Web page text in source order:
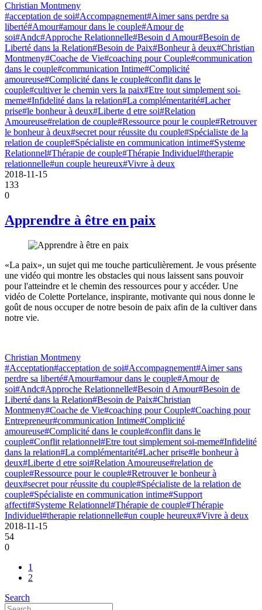
Christian Montmeny
#acceptation de soi#Accompagnement#Aimer sans perdre sa
liberté#Amour#amour dans le couple#Amour de
soi#Andc#Approche Relationnelle#Besoin d Amour#Besoin de
Liberté dans la Relation#Besoin de Paix#Bonheur à deux#Christian
Montmeny#Coache de Vie#coaching pour Couple#communication
dans le couple#communication Intime#Complicité
amoureuse#Complicité dans le couple#conflit dans le
couple#cultiver le chemin vers la paix#Etre tout simplement soi-
meme#Infidelité dans la relation#La complémentarité#Lacher
prise#le bonheur à deux#Liberte d etre soi#Relation
Amoureuse#relation de couple#Ressource pour le couple#Retrouver
le bonheur à deux#secret pour réussite du couple#Spécialiste de la
relation de couple#Spécialiste en communication intime#Systeme
Relationnel#Thérapie de couple#Thérapie Individuel#therapie
relationnelle#un couple heureux#Vivre à deux
2018-11-15
133
0
Apprendre à être en paix
«La paix», un sujet qui me touche particulièrement. Je vous présente
une vidéo qui montre les obstacles qui nous laissent sans pouvoir
pour l'atteindre et le chemin des ressources pour y accéder. Une
vidéo de Colette Portelance, inspirante, motivante qui nous donne le
goût de nous occuper de notre besoin de paix afin de la cultiver dans
notre vie.
Christian Montmeny
#Acceptation#acceptation de soi#Accompagnement#Aimer sans
perdre sa liberté#Amour#amour dans le couple#Amour de
soi#Andc#Approche Relationnelle#Besoin d Amour#Besoin de
Liberté dans la Relation#Besoin de Paix#Christian
Montmeny#Coache de Vie#coaching pour Couple#Coaching pour
Entrepreneur#communication Intime#Complicité
amoureuse#Complicité dans le couple#conflit dans le
couple#Conflit relationnel#Etre tout simplement soi-meme#Infidelité
dans la relation#La complémentarité#Lacher prise#le bonheur à
deux#Liberte d etre soi#Relation Amoureuse#relation de
couple#Ressource pour le couple#Retrouver le bonheur à
deux#secret pour réussite du couple#Spécialiste de la relation de
couple#Spécialiste en communication intime#Support
affectif#Systeme Relationnel#Thérapie de couple#Thérapie
Individuel#therapie relationnelle#un couple heureux#Vivre à deux
2018-11-15
54
0
1
2
Search